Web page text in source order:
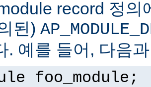
record 정의
된)
. 예를 들어, 다음
foo_module;